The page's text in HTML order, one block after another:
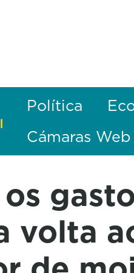
Política
Cámaras Web
volta